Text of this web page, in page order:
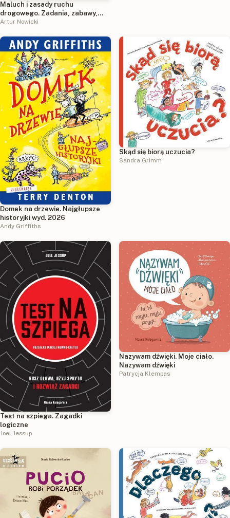
Maluch i zasady ruchu
drogowego. Zadania, zabawy,
kolorowanki
Artur Nowicki
Domek na drzewie. Najgłupsze
historyjki wyd. 2026
Andy Griffiths
Skąd się biorą uczucia?
Sandra Grimm
Test na szpiega. Zagadki
logiczne
Joel Jessup
Nazywam dźwięki. Moje ciało.
Nazywam dźwięki
Patrycja Klempas